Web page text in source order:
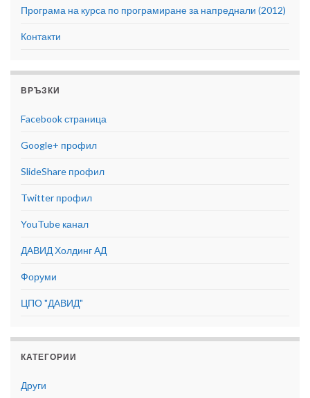
Програма на курса по програмиране за напреднали (2012)
Контакти
ВРЪЗКИ
Facebook страница
Google+ профил
SlideShare профил
Twitter профил
YouTube канал
ДАВИД Холдинг АД
Форуми
ЦПО "ДАВИД"
КАТЕГОРИИ
Други